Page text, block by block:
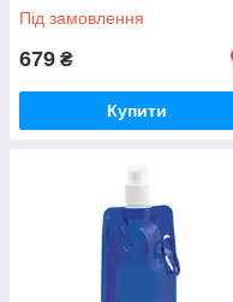
Під замовлення
679 ₴
Купити